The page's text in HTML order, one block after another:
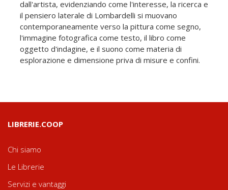
dall'artista, evidenziando come l'interesse, la ricerca e
il pensiero laterale di Lombardelli si muovano
contemporaneamente verso la pittura come segno,
l'immagine fotografica come testo, il libro come
oggetto d'indagine, e il suono come materia di
esplorazione e dimensione priva di misure e confini.
LIBRERIE.COOP
Chi siamo
Le Librerie
Servizi e vantaggi